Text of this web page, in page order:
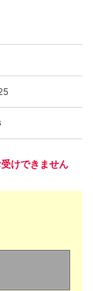
けできません